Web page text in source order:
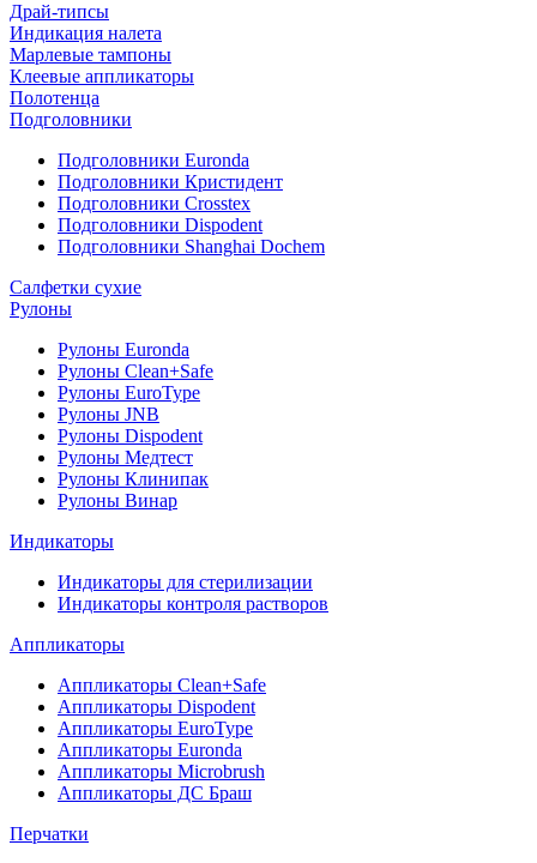
Драй-типсы
Индикация налета
Марлевые тампоны
Клеевые аппликаторы
Полотенца
Подголовники
Подголовники Euronda
Подголовники Кристидент
Подголовники Crosstex
Подголовники Dispodent
Подголовники Shanghai Dochem
Салфетки сухие
Рулоны
Рулоны Euronda
Рулоны Clean+Safe
Рулоны EuroType
Рулоны JNB
Рулоны Dispodent
Рулоны Медтест
Рулоны Клинипак
Рулоны Винар
Индикаторы
Индикаторы для стерилизации
Индикаторы контроля растворов
Аппликаторы
Аппликаторы Clean+Safe
Аппликаторы Dispodent
Аппликаторы EuroType
Аппликаторы Euronda
Аппликаторы Microbrush
Аппликаторы ДС Браш
Перчатки